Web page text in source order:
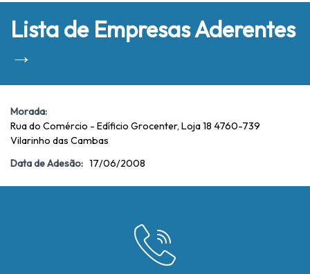
Lista de Empresas Aderentes
→
Morada:
Rua do Comércio - Edíficio Grocenter, Loja 18 4760-739
Vilarinho das Cambas
Data de Adesão: 17/06/2008